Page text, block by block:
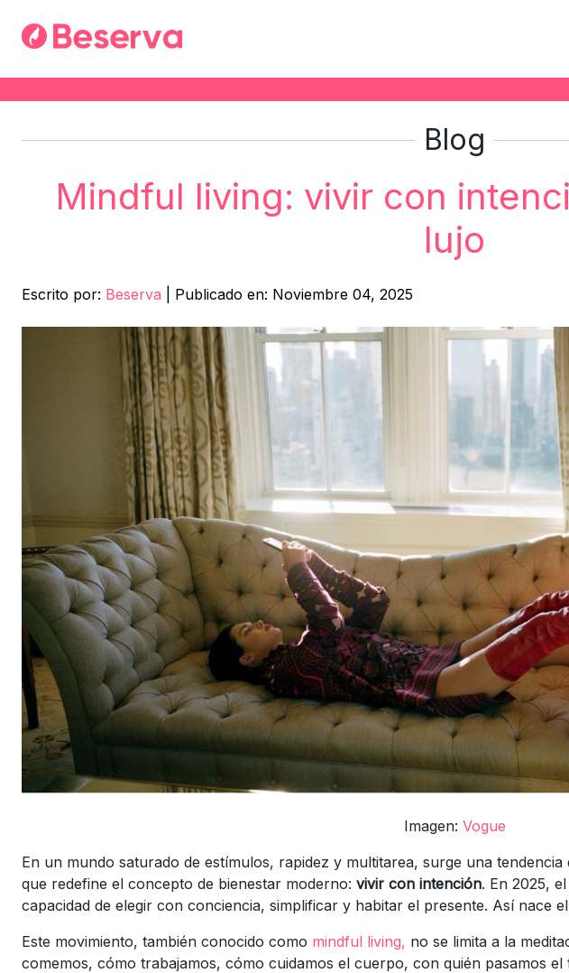
Blog
Mindful living: vivir con
lujo
Escrito por: Beserva Publicado en: Noviembre 04, 2025
Imagen: Vogue
En un mundo saturado de estímulos, rapidez y multitarea, surge una
que redefine el concepto de bienestar moderno: vivir con intención. En 2025,
capacidad de elegir con conciencia, simplificar y habitar el presente. Así nace el
Este movimiento, también conocido como mindful living, no se limita a la
comemos, cómo trabajamos, cómo cuidamos el cuerpo, con quién pasamos el